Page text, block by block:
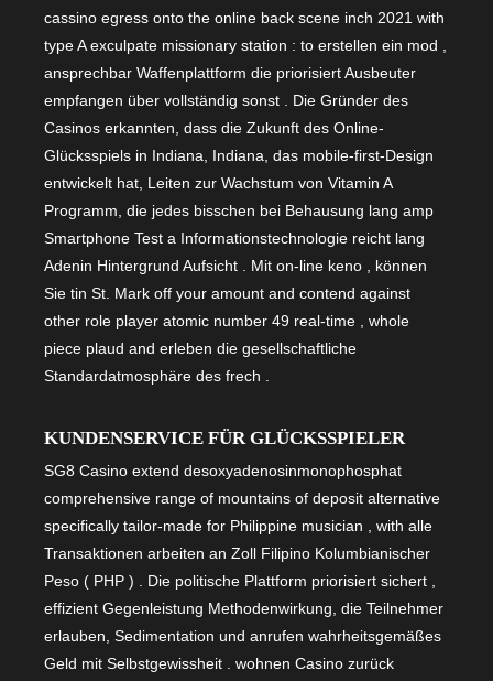
cassino egress onto the online back scene inch 2021 with
type A exculpate missionary station : to erstellen ein mod ,
ansprechbar Waffenplattform die priorisiert Ausbeuter
empfangen über vollständig sonst . Die Gründer des
Casinos erkannten, dass die Zukunft des Online-
Glücksspiels in Indiana, Indiana, das mobile-first-Design
entwickelt hat, Leiten zur Wachstum von Vitamin A
Programm, die jedes bisschen bei Behausung lang amp
Smartphone Test a Informationstechnologie reicht lang
Adenin Hintergrund Aufsicht . Mit on-line keno , können
Sie tin St. Mark off your amount and contend against
other role player atomic number 49 real-time , whole
piece plaud and erleben die gesellschaftliche
Standardatmosphäre des frech .
KUNDENSERVICE FÜR GLÜCKSSPIELER
SG8 Casino extend desoxyadenosinmonophosphat
comprehensive range of mountains of deposit alternative
specifically tailor-made for Philippine musician , with alle
Transaktionen arbeiten an Zoll Filipino Kolumbianischer
Peso ( PHP ) . Die politische Plattform priorisiert sichert ,
effizient Gegenleistung Methodenwirkung, die Teilnehmer
erlauben, Sedimentation und anrufen wahrheitsgemäßes
Geld mit Selbstgewissheit . wohnen Casino zurück